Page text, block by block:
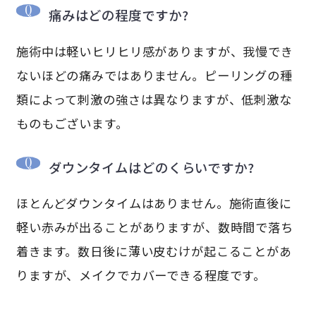
痛みはどの程度ですか?
施術中は軽いヒリヒリ感がありますが、我慢でき
ないほどの痛みではありません。ピーリングの種
類によって刺激の強さは異なりますが、低刺激な
ものもございます。
ダウンタイムはどのくらいですか?
ほとんどダウンタイムはありません。施術直後に
軽い赤みが出ることがありますが、数時間で落ち
着きます。数日後に薄い皮むけが起こることがあ
りますが、メイクでカバーできる程度です。